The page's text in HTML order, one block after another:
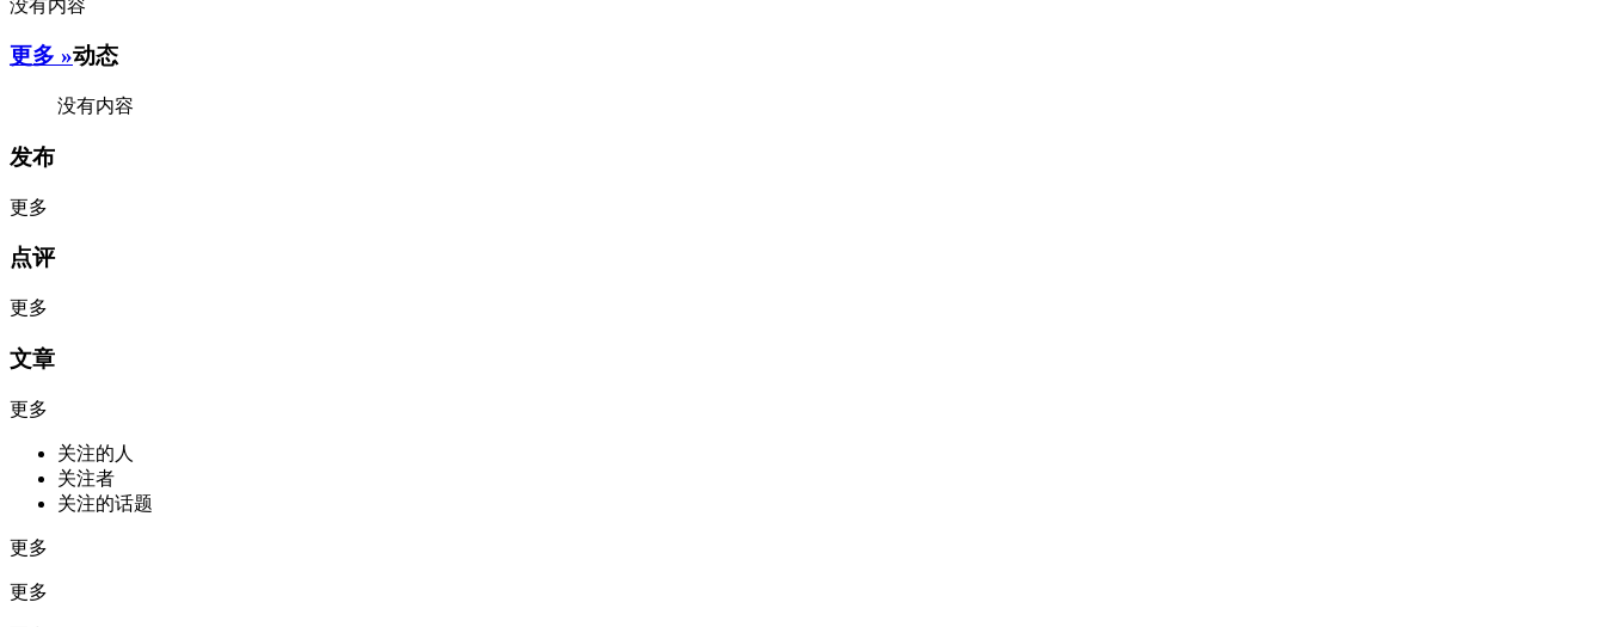
没有内容
更多 »动态
没有内容
发布
更多
点评
更多
文章
更多
关注的人
关注者
关注的话题
更多
更多